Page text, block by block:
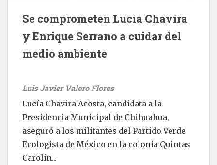
Se comprometen Lucía Chavira
y Enrique Serrano a cuidar del
medio ambiente
Luis Javier Valero Flores
Lucía Chavira Acosta, candidata a la
Presidencia Municipal de Chihuahua,
aseguró a los militantes del Partido Verde
Ecologista de México en la colonia Quintas
Carolin...